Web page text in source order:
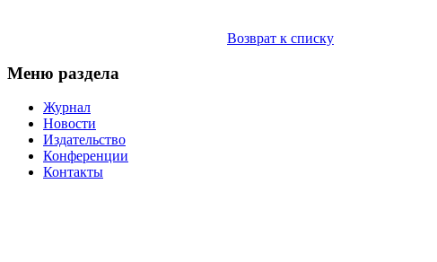
Возврат к списку
Меню раздела
Журнал
Новости
Издательство
Конференции
Контакты